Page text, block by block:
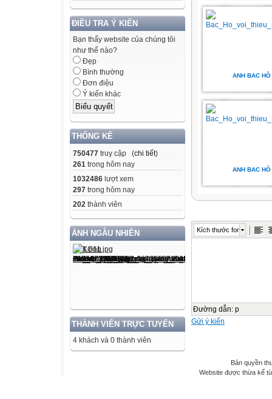
ĐIỀU TRA Ý KIẾN
Bạn thấy website của chúng tôi
như thế nào?
Đẹp
Bình thường
Đơn điệu
Ý kiến khác
THỐNG KÊ
750477 truy cập (chi tiết)
261 trong hôm nay
1032486 lượt xem
297 trong hôm nay
202 thành viên
ẢNH NGẪU NHIÊN
THÀNH VIÊN TRỰC TUYẾN
4 khách và 0 thành viên
ANH BAC HỒ
ANH BAC HỒ
Kích thước font
Đường dẫn: p
Gửi ý kiến
Bản quyền
Website được thừa kế